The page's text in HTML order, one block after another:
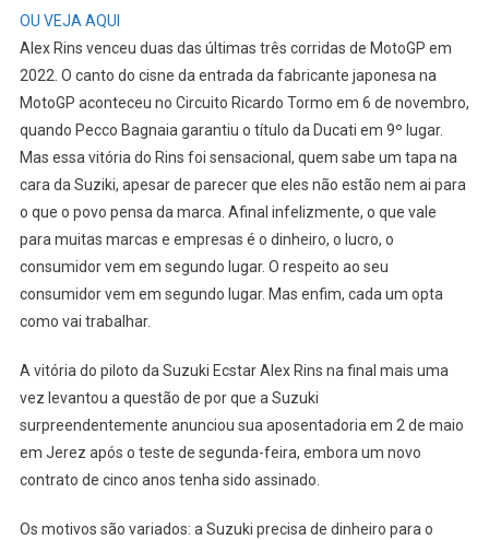
OU VEJA AQUI
Alex Rins venceu duas das últimas três corridas de MotoGP em
2022. O canto do cisne da entrada da fabricante japonesa na
MotoGP aconteceu no Circuito Ricardo Tormo em 6 de novembro,
quando Pecco Bagnaia garantiu o título da Ducati em 9º lugar.
Mas essa vitória do Rins foi sensacional, quem sabe um tapa na
cara da Suziki, apesar de parecer que eles não estão nem ai para
o que o povo pensa da marca. Afinal infelizmente, o que vale
para muitas marcas e empresas é o dinheiro, o lucro, o
consumidor vem em segundo lugar. O respeito ao seu
consumidor vem em segundo lugar. Mas enfim, cada um opta
como vai trabalhar.
A vitória do piloto da Suzuki Ecstar Alex Rins na final mais uma
vez levantou a questão de por que a Suzuki
surpreendentemente anunciou sua aposentadoria em 2 de maio
em Jerez após o teste de segunda-feira, embora um novo
contrato de cinco anos tenha sido assinado.
Os motivos são variados: a Suzuki precisa de dinheiro para o